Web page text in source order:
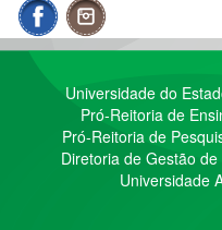
Universidade do
Pró-Reitoria de
Pró-Reitoria de
Diretoria de Gestão
Universidade